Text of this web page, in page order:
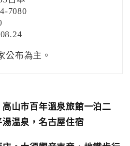
7080
公布為主。
山市百年溫泉旅館一泊二
温泉，名古屋住宿